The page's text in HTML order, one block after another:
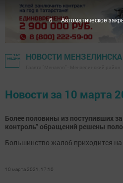
НОВОСТИ МЕНЗЕЛИНСКА
Новости за 10 марта
Более половины из поступивших
контроль” обращений решены
Большинство жалоб приходится
10 марта 2021, 17:10
5 Автоматическое